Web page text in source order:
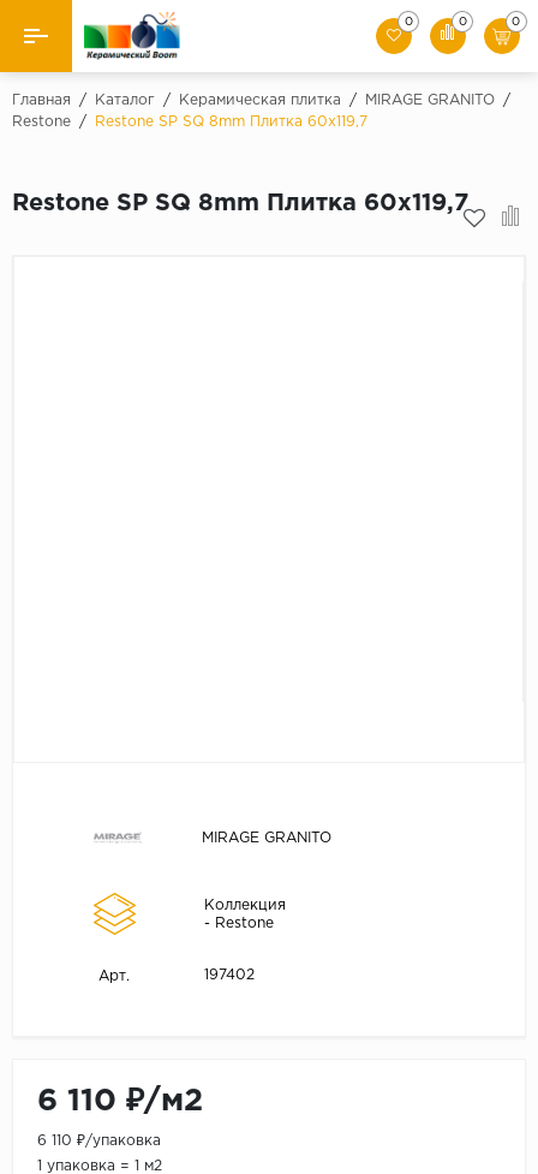
Назад
Керамическая плитка
0 0 0
Главная / Каталог / Керамическая плитка / MIRAGE GRANITO
/
Restone
/ Restone SP SQ 8mm Плитка 60x119,7
Restone SP SQ 8mm Плитка 60x119,7
MIRAGE GRANITO
Коллекция
- Restone
Арт. 197402
6 110 ₽/м2
6 110 ₽/упаковка
1 упаковка = 1 м2